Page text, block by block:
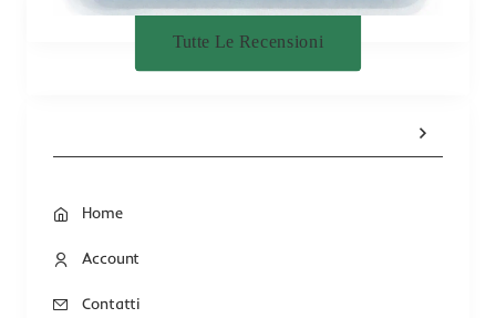
Tutte Le Recensioni
Home
Account
Contatti